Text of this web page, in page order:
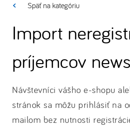
Späť na kategóriu
Import
príjemcov
Návštevníci vášho e-shopu
stránok sa môžu prihlásiť na
mailom bez nutnosti